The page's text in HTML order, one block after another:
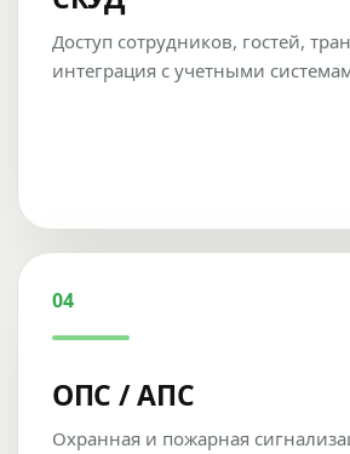
Доступ сотрудников, гостей,
интеграция с учетными
04
ОПС / АПС
Охранная и пожарная